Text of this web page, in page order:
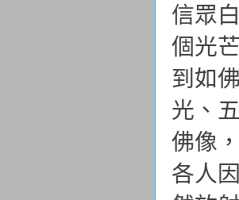
信眾
個光
到如
光、
佛像
各人